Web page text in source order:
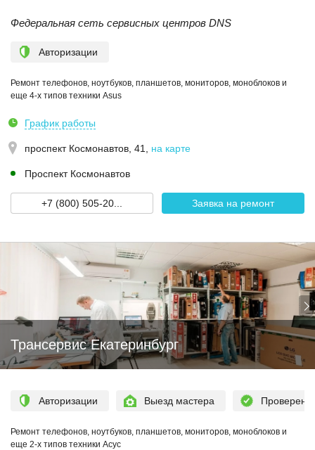
Федеральная сеть сервисных центров DNS
Авторизации
Ремонт телефонов, ноутбуков, планшетов, мониторов, моноблоков и
еще 4-х типов техники Asus
График работы
проспект Космонавтов, 41 на карте
Проспект Космонавтов
+7 (800) 505-20... Заявка на ремонт
Трансервис Екатеринбург
Авторизации Выезд мастера Проверен
Ремонт телефонов, ноутбуков, планшетов, мониторов, моноблоков и
еще 2-х типов техники Асус